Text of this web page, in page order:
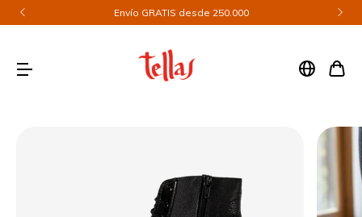
Envío GRATIS desde 250.000